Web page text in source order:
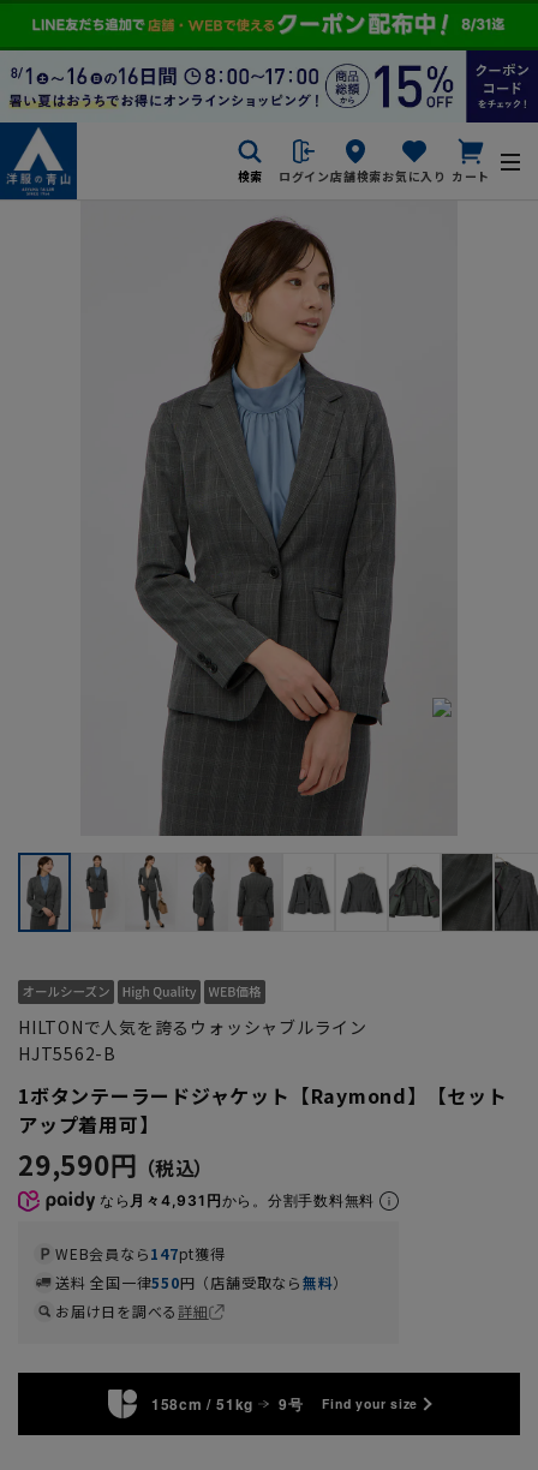
検索 ログイン店舗検索お気に入り カート
HILTONで人気を誇るウォッシャブルライン
HJT5562-B
1ボタンテーラードジャケット【Raymond】【セット
アップ着用可】
29,590円
なら 月々4,931円から。分割手数料無料
WEB会員なら147pt獲得
送料 全国一律550円（店舗受取なら無料）
お届け日を調べる詳細
158cm / 51kg 9号 Find your size